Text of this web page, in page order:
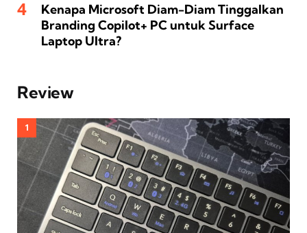
Kenapa Microsoft Diam-Diam Tinggalkan
Branding Copilot+ PC untuk Surface
Laptop Ultra?
Review